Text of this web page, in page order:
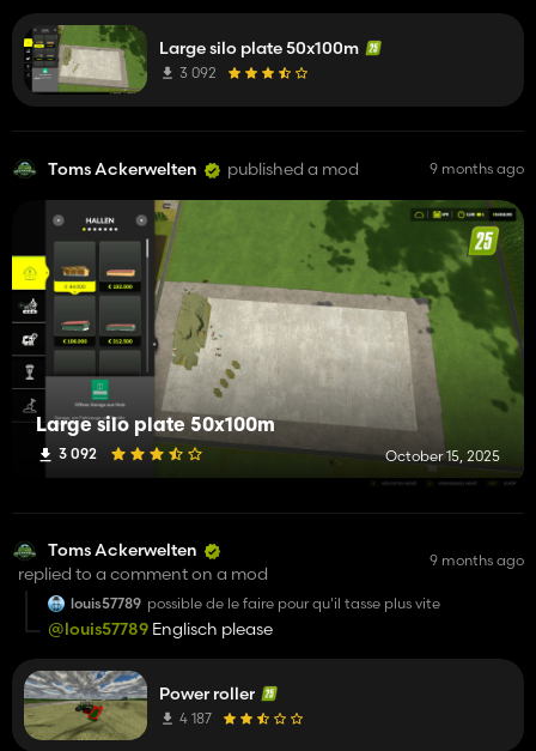
Large silo plate 50x100m
3 092
Toms Ackerwelten published a mod 9 months ago
Large silo plate 50x100m
3 092 October 15, 2025
Toms Ackerwelten
replied to a comment on a mod
9 months ago
louis57789 possible de le faire pour qu'il tasse plus vite
@louis57789 Englisch please
Power roller
4 187